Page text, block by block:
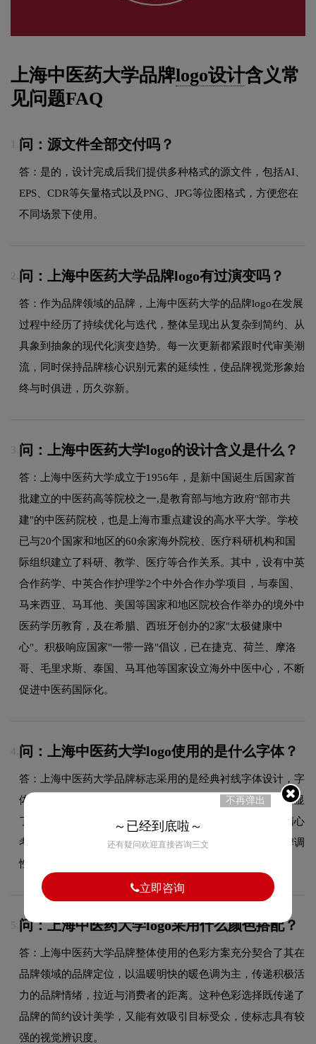
上海中医药大学品牌logo设计含义常
见问题FAQ
问：源文件全部交付吗？
答：是的，设计完成后我们提供多种格式的源文件，包括AI、
EPS、CDR等矢量格式以及PNG、JPG等位图格式，方便您在
不同场景下使用。
2. 问：上海中医药大学品牌logo有过演变吗？
答：作为品牌领域的品牌，上海中医药大学的品牌logo在发展
过程中经历了持续优化与迭代，整体呈现出从复杂到简约、从
具象到抽象的现代化演变趋势。每一次更新都紧跟时代审美潮
流，同时保持品牌核心识别元素的延续性，使品牌视觉形象始
终与时俱进，历久弥新。
3. 问：上海中医药大学logo的设计含义是什么？
答：上海中医药大学成立于1956年，是新中国诞生后国家首
批建立的中医药高等院校之一,是教育部与地方政府"部市共
建"的中医药院校，也是上海市重点建设的高水平大学。学校
已与20个国家和地区的60余家海外院校、医疗科研机构和国
际组织建立了科研、教学、医疗等合作关系。其中，设有中英
合作药学、中英合作护理学2个中外合作办学项目，与泰国、
马来西亚、马耳他、美国等国家和地区院校合作举办的境外中
医药学历教育，及在希腊、西班牙创办的2家"太极健康中
心"。积极响应国家"一带一路"倡议，已在捷克、荷兰、摩洛
哥、毛里求斯、泰国、马耳他等国家设立海外中医中心，不断
促进中医药国际化。
4. 问：上海中医药大学logo使用的是什么字体？
答：上海中医药大学品牌标志采用的是经典衬线字体设计，字
体造型与品牌形象高度契合，在确保良好阅读性的同时，彰显
了品牌的简约设计风格。字体的结构、粗细及间距都经过精心
考量，使整体标志在不同尺寸和场景下均能保持一致的品牌调
性。
5. 问：上海中医药大学logo采用什么颜色搭配？
答：上海中医药大学品牌整体使用的色彩方案充分契合了其在
品牌领域的品牌定位，以温暖明快的暖色调为主，传递积极活
力的品牌情绪，拉近与消费者的距离。这种色彩选择既传递了
品牌的简约设计美学，又能有效吸引目标受众，使标志具有较
强的视觉辨识度。
不再弹出
～已经到底啦～
还有疑问欢迎直接咨询三文
立即咨询